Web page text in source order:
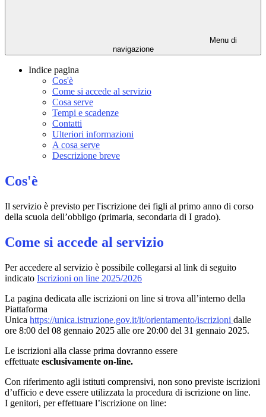
Menu di
navigazione
Indice pagina
Cos'è
Come si accede al servizio
Cosa serve
Tempi e scadenze
Contatti
Ulteriori informazioni
A cosa serve
Descrizione breve
Cos'è
Il servizio è previsto per l'iscrizione dei figli al primo anno di corso
della scuola dell’obbligo (primaria, secondaria di I grado).
Come si accede al servizio
Per accedere al servizio è possibile collegarsi al link di seguito
indicato Iscrizioni on line 2025/2026
La pagina dedicata alle iscrizioni on line si trova all’interno della
Piattaforma
Unica https://unica.istruzione.gov.it/it/orientamento/iscrizioni dalle
ore 8:00 del 08 gennaio 2025 alle ore 20:00 del 31 gennaio 2025.
Le iscrizioni alla classe prima dovranno essere
effettuate esclusivamente on-line.
Con riferimento agli istituti comprensivi, non sono previste iscrizioni
d’ufficio e deve essere utilizzata la procedura di iscrizione on line.
I genitori, per effettuare l’iscrizione on line: